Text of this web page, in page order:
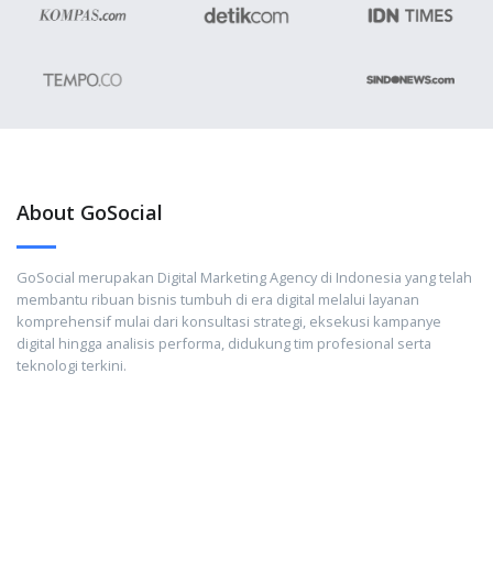
About GoSocial
GoSocial merupakan Digital Marketing Agency di Indonesia yang telah
membantu ribuan bisnis tumbuh di era digital melalui layanan
komprehensif mulai dari konsultasi strategi, eksekusi kampanye
digital hingga analisis performa, didukung tim profesional serta
teknologi terkini.